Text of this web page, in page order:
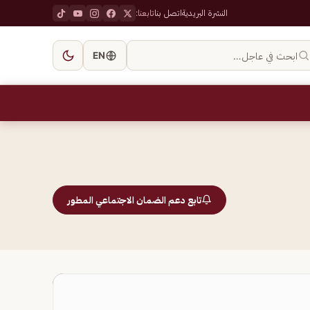
النشرة البريديةاتصل بناتابعنا:
ابحث في عاجل… EN
تابع دعم الضمان الاجتماعي المطور